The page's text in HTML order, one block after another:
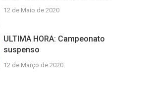
12 de Maio de 2020
ULTIMA HORA: Campeonato
suspenso
12 de Março de 2020